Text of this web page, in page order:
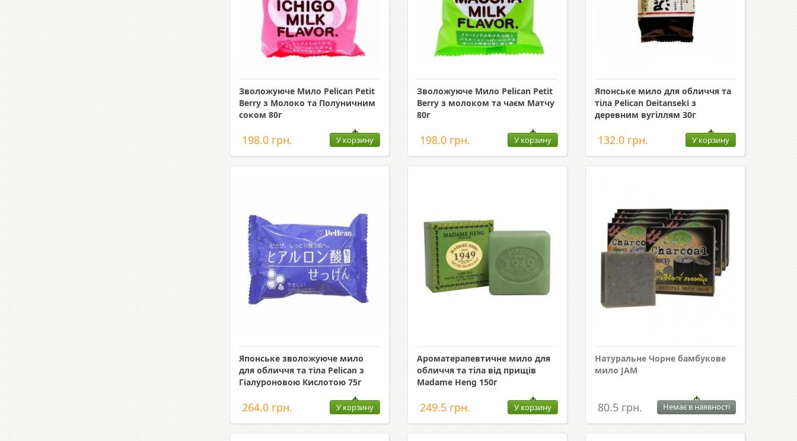
Зволожуюче Мило Pelican Petit
Berry з Молоко та Полуничним
соком 80г
198.0 грн. У корзину
Зволожуюче Мило Pelican Petit
Berry з молоком та чаєм Матчу
80г
198.0 грн. У корзину
Японське мило для обличчя та
тіла Pelican Deitanseki з
деревним вугіллям 30г
132.0 грн. У корзину
Японське зволожуюче мило
для обличчя та тіла Pelican з
Гіалуроновою Кислотою 75г
264.0 грн. У корзину
Ароматерапевтичне мило для
обличчя та тіла від прищів
Madame Heng 150г
249.5 грн. У корзину
Натуральне Чорне бамбукове
мило JAM
80.5 грн. Немає в наявності